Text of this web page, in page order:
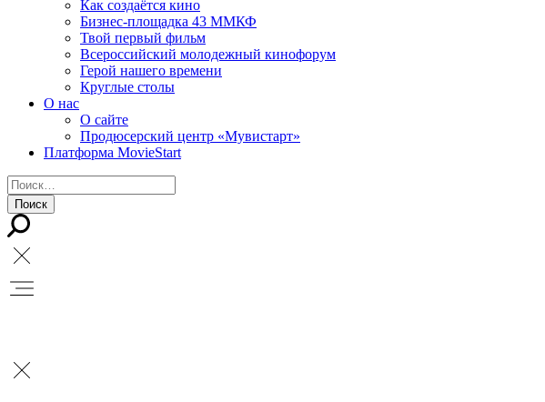
Как создаётся кино
Бизнес-площадка 43 ММКФ
Твой первый фильм
Всероссийский молодежный кинофорум
Герой нашего времени
Круглые столы
О нас
О сайте
Продюсерский центр «Мувистарт»
Платформа MovieStart